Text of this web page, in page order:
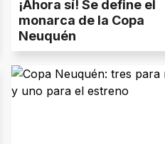
¡Ahora sí! Se define el
monarca de la Copa
Neuquén